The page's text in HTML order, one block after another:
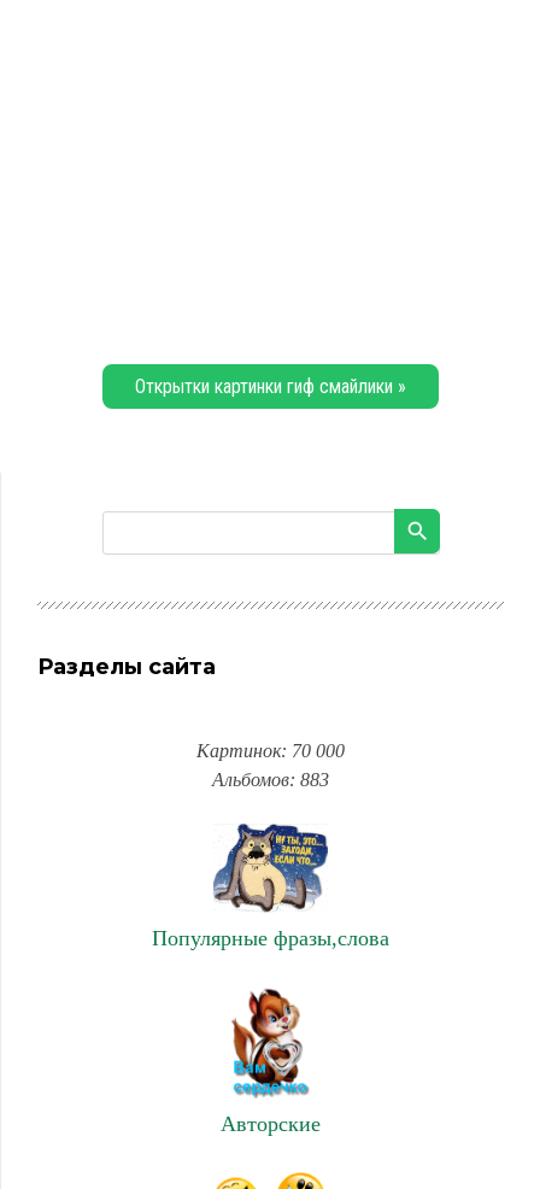
Открытки картинки гиф смайлики »
Разделы сайта
Картинок: 70 000
Альбомов: 883
Популярные фразы,слова
Авторские